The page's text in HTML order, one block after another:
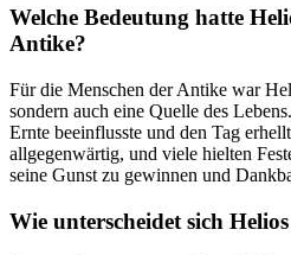
Welche Bedeutung hatte
Antike?
Für die Menschen der Antike war
sondern auch eine Quelle des‌
Ernte ⁣beeinflusste​ und den Tag
allgegenwärtig,‍ und viele hielten
seine Gunst zu gewinnen und
Wie unterscheidet sich